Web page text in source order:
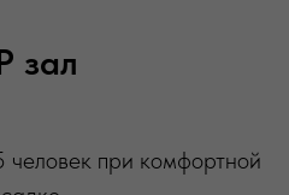
зал
человек при комфортной